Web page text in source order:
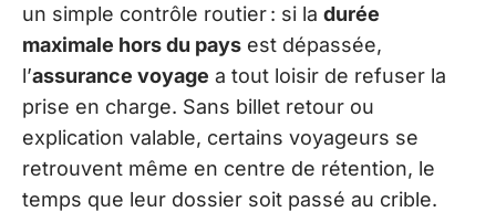
un simple contrôle routier : si la durée
maximale hors du pays est dépassée,
l’assurance voyage a tout loisir de refuser la
prise en charge. Sans billet retour ou
explication valable, certains voyageurs se
retrouvent même en centre de rétention, le
temps que leur dossier soit passé au crible.